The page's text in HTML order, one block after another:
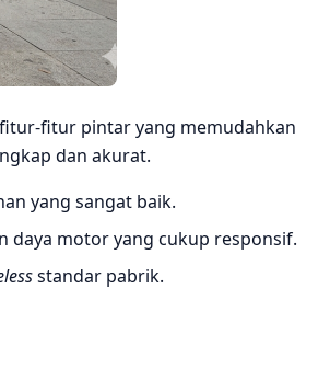
fitur pintar yang memudahkan
dan akurat.
yang sangat baik.
daya motor yang cukup responsif.
standar pabrik.